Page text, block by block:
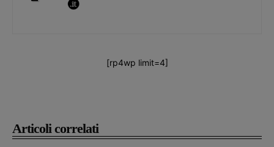
Articoli correlati
[rp4wp limit=4]